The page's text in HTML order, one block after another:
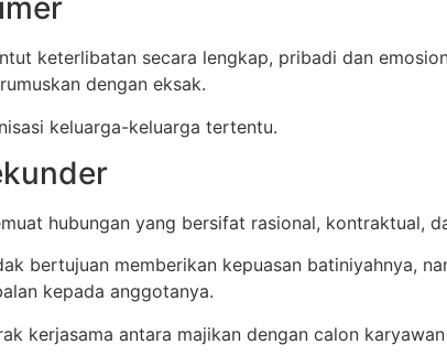
keterlibatan secara lengkap, pribadi dan
dengan eksak.
keluarga-keluarga tertentu.
hubungan yang bersifat rasional, kontraktual,
bertujuan memberikan kepuasan batiniyahnya,
kepada anggotanya.
kerjasama antara majikan dengan calon